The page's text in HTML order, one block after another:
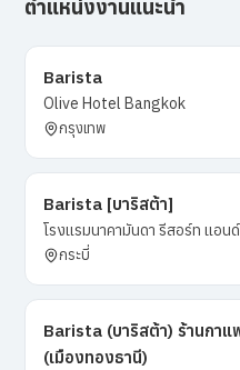
ตำแหน่งงานแนะนำ
Barista
Olive Hotel Bangkok
กรุงเทพ
Barista [บาริสต้า]
โรงแรมนาคามันดา​ รีสอร์ท​ แอน
กระบี่
Barista (บาริสต้า) ร้านกา
(เมืองทองธานี)